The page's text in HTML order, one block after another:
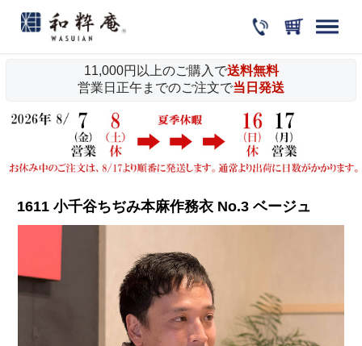
11,000円以上のご購入で送料無料
営業日正午までのご注文で当日発送
1611 小千谷ちぢみ本麻作務衣 No.3 ベージュ